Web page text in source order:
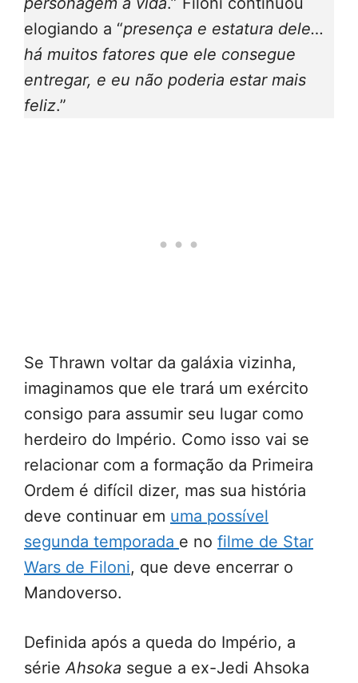
elogiando a “presença e estatura dele…
há muitos fatores que ele consegue
entregar, e eu não poderia estar mais
feliz.”
Se Thrawn voltar da galáxia vizinha,
imaginamos que ele trará um exército
consigo para assumir seu lugar como
herdeiro do Império. Como isso vai se
relacionar com a formação da Primeira
Ordem é difícil dizer, mas sua história
deve continuar em uma possível
segunda temporada e no filme de Star
Wars de Filoni, que deve encerrar o
Mandoverso.
Definida após a queda do Império, a
sérieAhsoka segue a ex-Jedi Ahsoka